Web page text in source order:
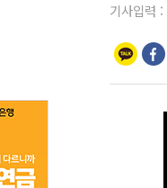
기사입력 :